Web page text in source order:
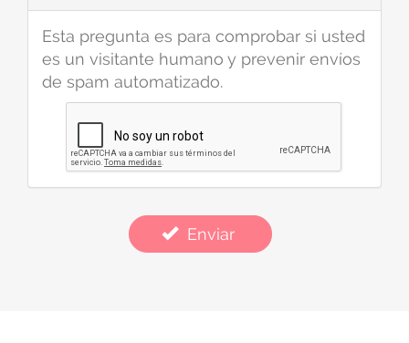
Esta pregunta es para comprobar si usted
es un visitante humano y prevenir envíos
de spam automatizado.
Enviar